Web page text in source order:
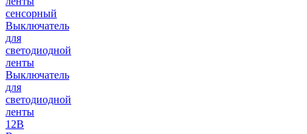
сенсорный
Выключатель
для
светодиодной
ленты
Выключатель
для
светодиодной
ленты
12В